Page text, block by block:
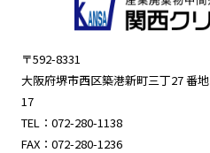
〒592-8331
大阪府堺市西区築港新町三丁27 番地
17
TEL： 072-280-1138
FAX：072-280-1236